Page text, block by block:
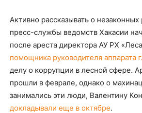
Активно рассказывать о незаконных
пресс-службы ведомств Хакасии
после ареста директора АУ РХ
помощника руководителя аппарата
делу о коррупции в лесной сфере.
прошли в феврале, однако о
занимались эти люди, Валентину
докладывали еще в октябре.